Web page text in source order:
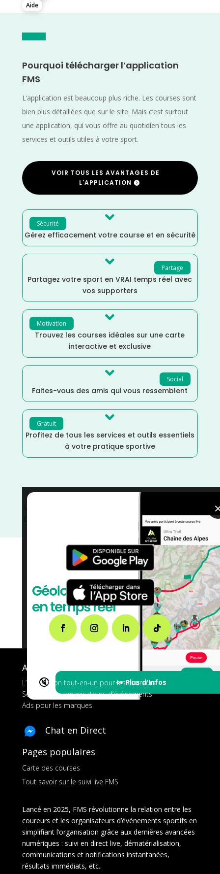
Aide
Pourquoi télécharger l’application
FMS
L’application est beaucoup plus riche. Les courses sont
bien plus détaillées que sur le site. Mais c’est surtout
une application, qui vous offre au quotidien tous les
services et outils utiles à votre sport.
VOIR TOUS LES AVANTAGES DE
L'APPLICATION
Sécurité 
Gérez efficacement votre course et en sécurité
Partage

Partagez votre sport en VRAI temps réel avec
vos supporters
Motivation 
Trouvez les courses idéales sur une carte
interactive et exclusive
Social

Faites-vous des amis qui vous ressemblent
Gratuit 
Profitez de tous les services et outils essentiels
à votre pratique sportive
🔇 👀 Plus d'Infos
Val d'Oise
Distance Semi
Distance Faible/
courses
A propos de FMS
L’application tout-en-un pour les coureurs
Services aux organisateurs d’événements
Ads pour les marques
Chat en Direct
Pages populaires
Carte des courses
Tout savoir sur le suivi live FMS
Lancé en 2025, FMS révolutionne la relation entre les
coureurs et les organisateurs d’événements sportifs en
simplifiant l’organisation grâce aux dernières avancées
numériques : suivi en direct live, dématérialisation,
communications et notifications instantanées,
résultats immédiats, etc..